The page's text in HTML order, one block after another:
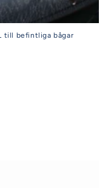
till befintliga bågar